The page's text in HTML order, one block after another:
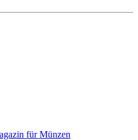
für Münzen